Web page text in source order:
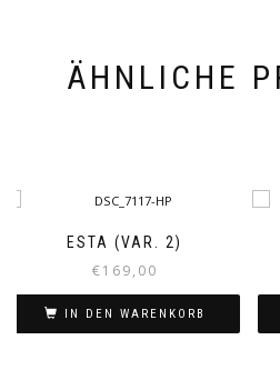
ÄHNLICHE
ESTA (VAR. 2)
€169,00
IN DEN WARENKORB